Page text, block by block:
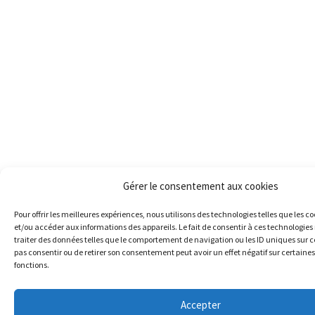
Gérer le consentement aux cookies
Pour offrir les meilleures expériences, nous utilisons des technologies telles que les
et/ou accéder aux informations des appareils. Le fait de consentir à ces
traiter des données telles que le comportement de navigation ou les ID uniques sur
pas consentir ou de retirer son consentement peut avoir un effet négatif sur
fonctions.
Accepter